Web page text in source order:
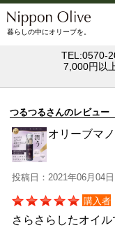
暮らしの中にオリーブを。
TEL:0570-
7,000円以
つるつるさんのレビュー
オリーブマ
投稿日：2021年06月04日
購入者
さらさらしたオイ